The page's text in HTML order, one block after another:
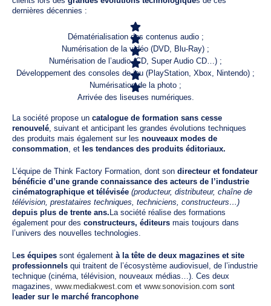
dernières décennies :
Dématérialisation des contenus audio ;
Numérisation de la vidéo (DVD, Blu-Ray) ;
Numérisation de l’audio (CD, Super Audio CD…) ;
Développement des consoles de jeu (PlayStation, Xbox, Nintendo) ;
Numérisation de la photo ;
Arrivée des liseuses numériques.
La société propose un catalogue de formation sans cesse
renouvelé , suivant et anticipant les grandes évolutions techniques
des produits mais également sur les nouveaux modes de
consommation , et les tendances des produits éditoriaux.
L’équipe de Think Factory Formation, dont son directeur et fondateur
bénéficie d’une grande connaissance des acteurs de l’industrie
cinématographique et télévisée (producteur, distributeur, chaîne de
télévision, prestataires techniques, techniciens, constructeurs…)
depuis plus de trente ans. La société réalise des formations
également pour des constructeurs, éditeurs mais toujours dans
l’univers des nouvelles technologies.
es équipes sont également à la tête de deux magazines et site
professionnels qui traitent de l’écosystème audiovisuel, de l’industrie
technique (cinéma, télévision, nouveaux médias…). Ces deux
magazines, www.mediakwest.com et www.sonovision.com sont
leader sur le marché francophone